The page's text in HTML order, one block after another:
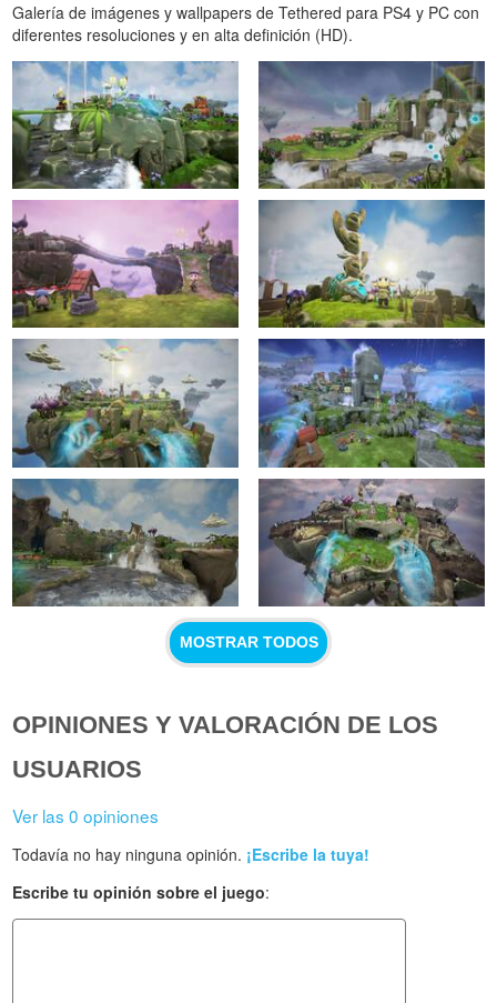
Galería de imágenes y wallpapers de Tethered para PS4 y PC con
diferentes resoluciones y en alta definición (HD).
MOSTRAR TODOS
OPINIONES Y VALORACIÓN DE LOS
USUARIOS
Ver las 0 opiniones
Todavía no hay ninguna opinión. ¡Escribe la tuya!
Escribe tu opinión sobre el juego: